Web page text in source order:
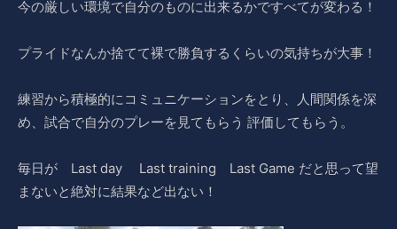
今の厳しい環境で自分のものに出来るかですべてが変わる！
プライドなんか捨てて裸で勝負するくらいの気持ちが大事！
練習から積極的にコミュニケーションをとり、人間関係を深
め、試合で自分のプレーを見てもらう 評価してもらう。
毎日が Last day Last training Last Game だと思って望
まないと絶対に結果など出ない！